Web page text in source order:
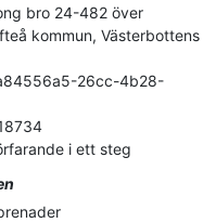
bro 24-482 över
kommun, Västerbottens
26cc-4b28-
i ett steg